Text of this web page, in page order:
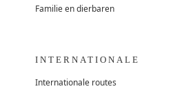
Familie en dierbaren
INTERNATIONALE
Internationale routes